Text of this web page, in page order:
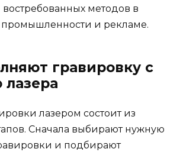
методов в
и рекламе.
гравировку с
лазером состоит из
Сначала выбирают нужную
и подбирают